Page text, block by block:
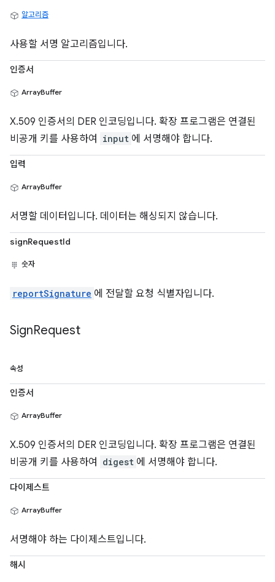
알고리즘
사용할 서명 알고리즘입니다.
인증서
ArrayBuffer
X.509 인증서의 DER 인코딩입니다. 확장 프로그램은 연결된
비공개 키를 사용하여
input 에 서명해야 합니다.
입력
ArrayBuffer
서명할 데이터입니다. 데이터는 해싱되지 않습니다.
signRequestId
숫자
reportSignature 에 전달할 요청 식별자입니다.
SignRequest
속성
인증서
ArrayBuffer
X.509 인증서의 DER 인코딩입니다. 확장 프로그램은 연결된
비공개 키를 사용하여
digest 에 서명해야 합니다.
다이제스트
ArrayBuffer
서명해야 하는 다이제스트입니다.
해시